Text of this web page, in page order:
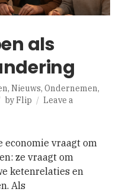
als
, Nieuws, Ondernemen,
byFlip
Leave a
vraagt om
ze vraagt om
ketenrelaties en
Als